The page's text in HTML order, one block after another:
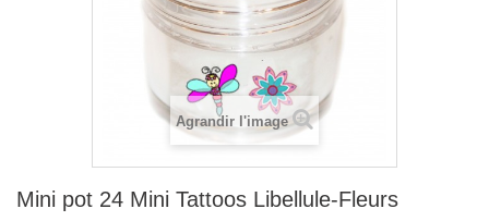
Agrandir l'image
Mini pot 24 Mini Tattoos Libellule-Fleurs